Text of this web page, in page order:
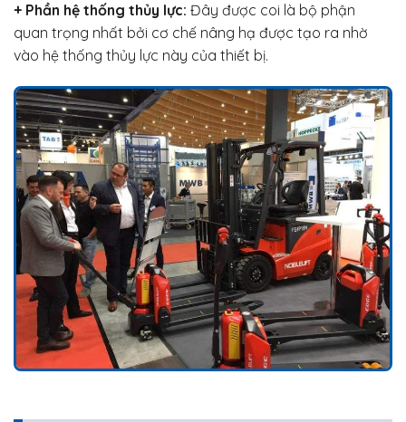
+ Phần hệ thống thủy lực: Đây được coi là bộ phận
quan trọng nhất bởi cơ chế nâng hạ được tạo ra nhờ
vào hệ thống thủy lực này của thiết bị.